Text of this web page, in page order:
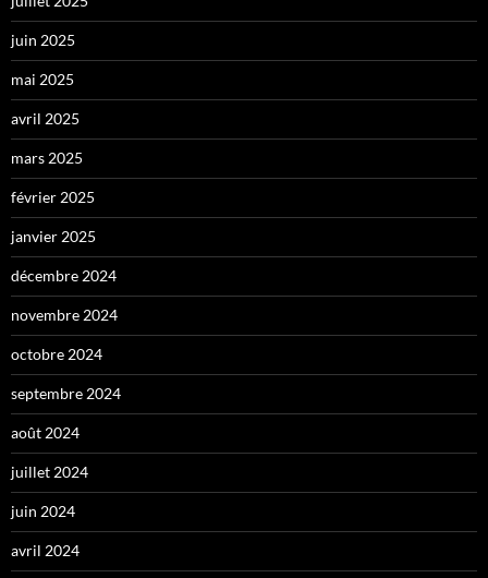
juin 2025
mai 2025
avril 2025
mars 2025
février 2025
janvier 2025
décembre 2024
novembre 2024
octobre 2024
septembre 2024
août 2024
juillet 2024
juin 2024
avril 2024